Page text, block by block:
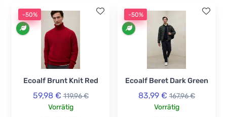
-50%
Ecoalf Brunt Knit Red
59,98 € 119,96 €
Vorrätig
-50%
Ecoalf Beret Dark Green
83,99 € 167,96 €
Vorrätig